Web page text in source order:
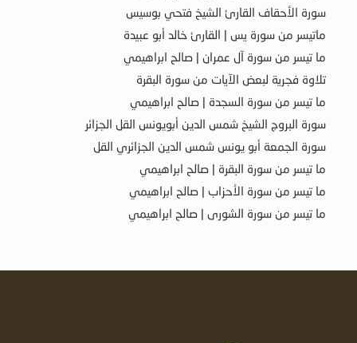
سورة الأحقاف القارئ الشيخ فتحي بوسيس
ماتيسر من سورة يس | القارئ خالد أبو عبيدة
ما تيسر من سورة آل عمران | صالح ابراهيمي
تلاوة فجرية لبعض الآيات من سورة البقرة
ما تيسر من سورة السجدة | صالح ابراهيمي
سورة البروج الشيخ شمس الدين أبويونس القل الجزائر
سورة الجمعة أبو يونس شمس الدين الجزائري القل
ما تيسر من سورة البقرة | صالح ابراهيمي
ما تيسر من سورة الأحزاب | صالح ابراهيمي
ما تيسر من سورة الشورى | صالح ابراهيمي